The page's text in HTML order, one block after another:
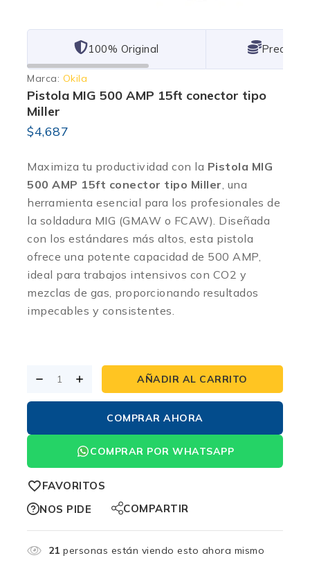
101% Original Lowest
Marca: Okila
Pistola MIG 500 AMP 15ft conector tipo
Miller
$4,687
Maximiza tu productividad con la Pistola MIG
500 AMP 15ft conector tipo Miller, una
herramienta esencial para los profesionales de
la soldadura MIG (GMAW o FCAW). Diseñada
con los estándares más altos, esta pistola
ofrece una potente capacidad de 500 AMP,
ideal para trabajos intensivos con CO2 y
mezclas de gas, proporcionando resultados
impecables y consistentes.
AÑADIR AL CARRITO
COMPRAR AHORA
COMPRAR POR WHATSAPP
FAVORITOS
NOS PIDE
COMPARTIR
21 personas están viendo esto ahora mismo